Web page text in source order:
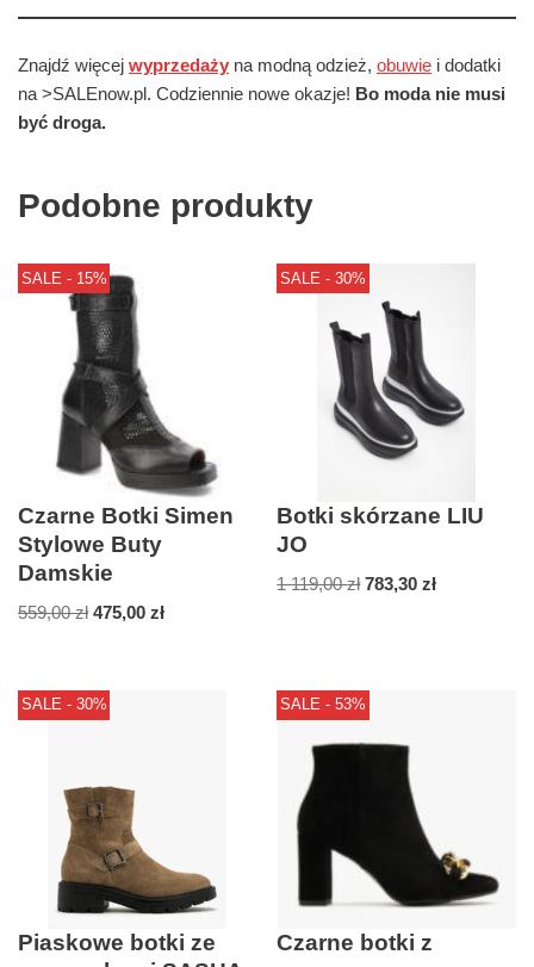
Znajdź więcej wyprzedaży na modną odzież, obuwie i dodatki
na >SALEnow.pl. Codziennie nowe okazje! Bo moda nie musi
być droga.
Podobne produkty
SALE - 15%
Czarne Botki Simen
Stylowe Buty
Damskie
559,00zł 475,00 zł
SALE - 30%
Botki skórzane LIU
JO
1 119,00zł 783,30zł
SALE - 30%
Piaskowe botki ze
SALE - 53%
Czarne botki z